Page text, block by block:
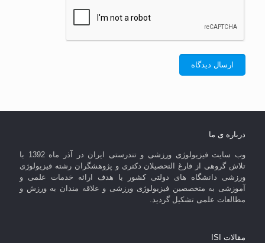
درباره ی ما
وب سایت فیزیولوژی ورزشی و تندرستی ایران در آذر ماه 1392 با
تلاش گروهی از فارغ التحصیلان دکتری و پژوهشگران رشته فیزیولوژی
ورزشی دانشگاه های دولتی کشور با هدف ارائه خدمات علمی و
آموزشی به متخصصین فیزیولوژی ورزشی و علاقه مندان به ورزش و
مطالعات علمی تشکیل گردید.
مقالات ISI